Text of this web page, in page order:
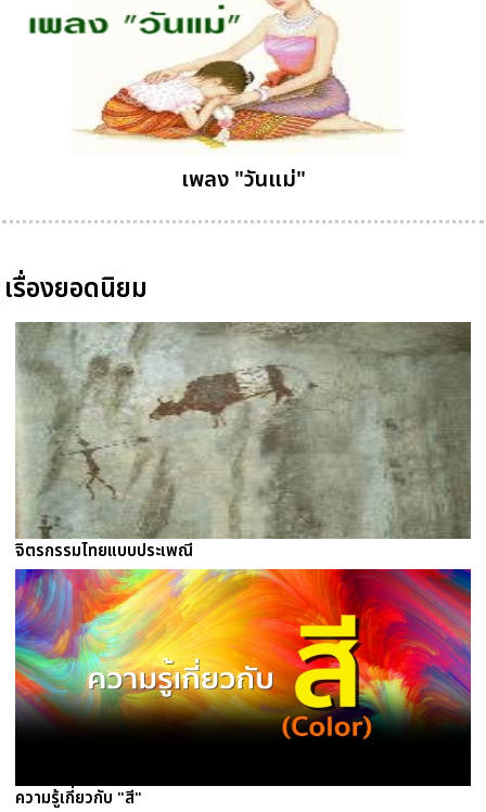
เพลง "วันแม่"
เรื่องยอดนิยม
จิตรกรรมไทยแบบประเพณี
ความรู้เกี่ยวกับ "สี"